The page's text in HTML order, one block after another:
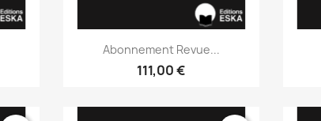
Aperçu rapide
Abonnement Revue...
111,00 €